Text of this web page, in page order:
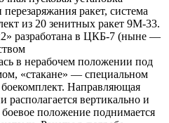
ракет, система
из 20 зенитных ракет 9М-33.
разработана в ЦКБ-7 (ныне —
в нерабочем положении под
«стакане» — специальном
Направляющая
вертикально и
положение поднимается